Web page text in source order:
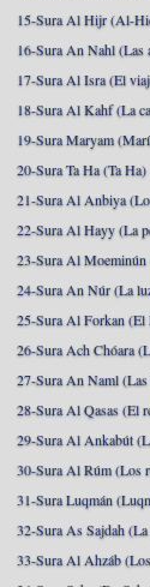
15-Sura Al Hijr (Al-
16-Sura An Nahl (Las
17-Sura Al Isra (El
18-Sura Al Kahf (La
19-Sura Maryam
20-Sura Ta Ha (Ta Ha)
21-Sura Al Anbiya
22-Sura Al Hayy (La
23-Sura Al Moeminún
24-Sura An Núr (La
25-Sura Al Forkan (El
26-Sura Ach Chóara
27-Sura An Naml
28-Sura Al Qasas (El
29-Sura Al Ankabút
30-Sura Al Rúm (Los
31-Sura Luqmán
32-Sura As Sajdah
33-Sura Al Ahzáb